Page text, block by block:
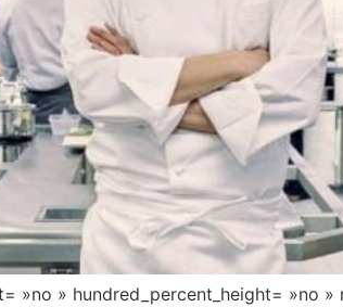
» hundred_percent_height= »no »